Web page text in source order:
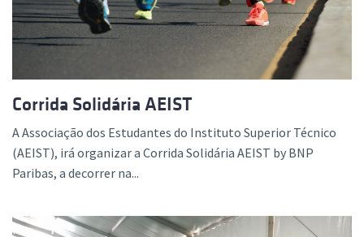
Corrida Solidária AEIST
A Associação dos Estudantes do Instituto Superior Técnico
(AEIST), irá organizar a Corrida Solidária AEIST by BNP
Paribas, a decorrer na...